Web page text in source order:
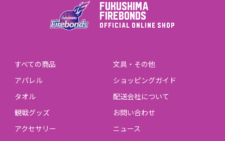
FUKUSHIMA
FIREBONDS
OFFICIAL ONLINE SHOP
すべての商品
アパレル
タオル
観戦グッズ
アクセサリー
文具・その他
ショッピングガイド
配送会社について
お問い合わせ
ニュース